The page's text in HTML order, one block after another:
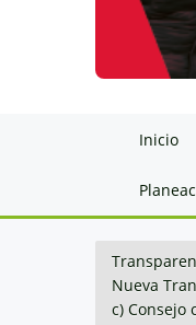
Inicio
Nueva
c) Consejo